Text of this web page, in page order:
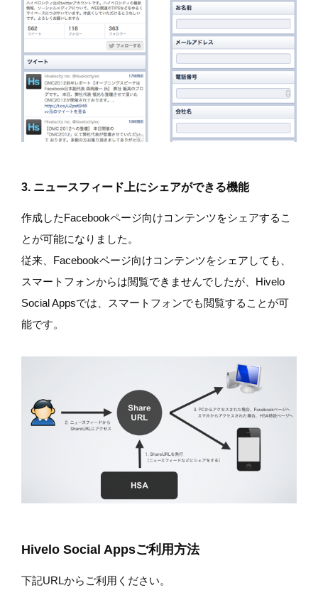
3. ニュースフィード上にシェアができる機能
作成したFacebookページ向けコンテンツをシェアするこ
とが可能になりました。
従来、Facebookページ向けコンテンツをシェアしても、
スマートフォンからは閲覧できませんでしたが、Hivelo
Social Appsでは、スマートフォンでも閲覧することが可
能です。
Hivelo Social Appsご利用方法
下記URLからご利用ください。